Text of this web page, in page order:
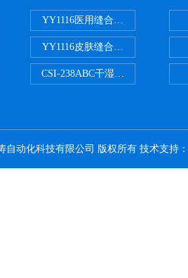
YY1116医用缝合线线径试验仪
YY1116皮肤缝合线线径测量仪
CSI-238ABC干湿电动摩擦色牢度
自动化科技有限公司 版权所有 技术支持：